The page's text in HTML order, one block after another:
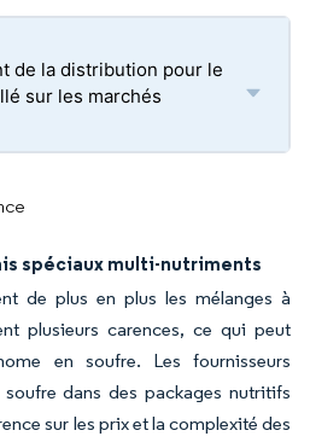
de la distribution pour le
sur les marchés
spéciaux multi-nutriments
de plus en plus les mélanges à
plusieurs carences, ce qui peut
en soufre. Les fournisseurs
dans des packages nutritifs
sur les prix et la complexité des